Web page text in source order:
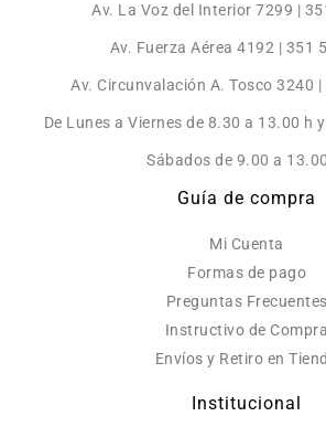
Av. La Voz del Interior 7299 |
Av. Fuerza Aérea 4192 | 351
Av. Circunvalación A. Tosco 3240
De Lunes a Viernes de 8.30 a 13.00 h
Sábados de 9.00 a
Guía de compra
Mi Cuenta
Formas de pago
Preguntas Frecuentes
Instructivo de Compra
Envíos y Retiro en
Institucional